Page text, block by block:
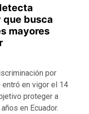
busca
mayores
por
entró en vigor el 14
proteger a
en Ecuador.